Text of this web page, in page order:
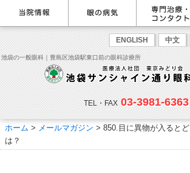
ENGLISH 中文
池袋の一般眼科｜豊島区池袋駅東口前の眼科診療所
TEL・FAX 03-3981-6363
最新情報
感染症予防
備の取り組み
医師のご紹介
当院勤務医師のご紹介 ごあいさつ
院内の様子・設備
院内の様子 検査･治療･
診療のご案内・アクセス
眼の病気を調べる
病名から探す
症状から探
目の構造から探す
主な眼科疾患
緑内障 網膜疾患
ドライアイ
ものもらい
白内障
療
眼科専門治療・特設ページ
緑内障専門治療ページ
角膜疾患専
ドライアイ専門治療ページ
網膜・硝子
黄斑疾患専門治療ページ
ぶどう膜炎
白内障専門治療ページ
花粉症専門
眼形成診療ページ
コンタクト
抗VEGF抗体療法
小児眼科専門治療ぺージ(新宿
WEB予約(来院日時の設定)
一般眼科診療を予約
コンタクト
緑内障専門治療を予約
角膜専門治
ドライアイ専門治療を予約
網膜・硝子
白内障専門治療を予約
白内障手術
黄斑専門治療を予約
予約をキャ
ご予約
ご予約方法
ホーム > メールマガジン > 850.目に異物が入ると
は？